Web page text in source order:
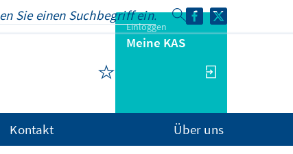
Einloggen
Meine KAS
Kontakt Über uns